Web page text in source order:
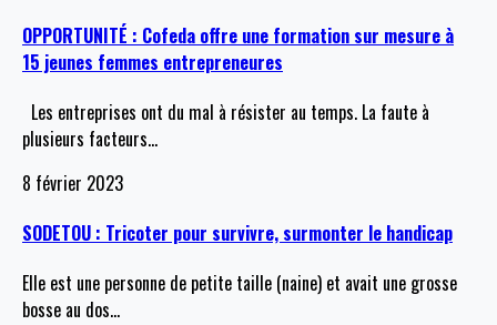
OPPORTUNITÉ : Cofeda offre une formation sur mesure à
15 jeunes femmes entrepreneures
Les entreprises ont du mal à résister au temps. La faute à
plusieurs facteurs…
8 février 2023
SODETOU : Tricoter pour survivre, surmonter le handicap
Elle est une personne de petite taille (naine) et avait une grosse
bosse au dos…